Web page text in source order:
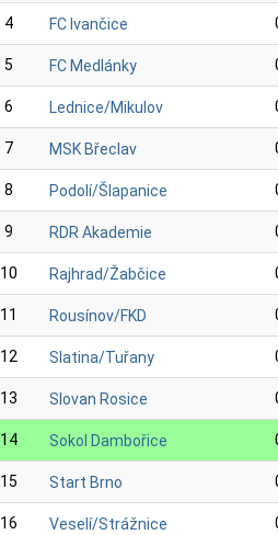
4 FC Ivančice
5 FC Medlánky
6 Lednice/Mikulov
7 MSK Břeclav
8 Podolí/Šlapanice
9 RDR Akademie
10 Rajhrad/Žabčice
11 Rousínov/FKD
12 Slatina/Tuřany
13 Slovan Rosice
14 Sokol Dambořice
15 Start Brno
16 Veselí/Strážnice